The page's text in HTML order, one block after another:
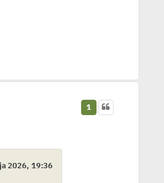
1
2026, 19:36